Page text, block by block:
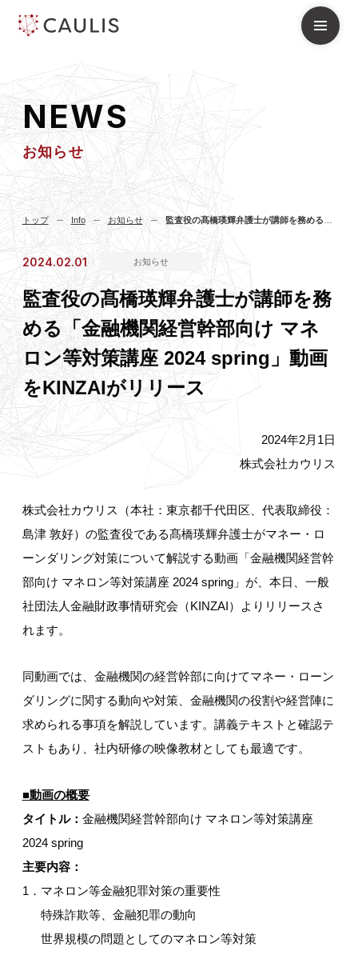
NEWS
お知らせ
トップ Info お知らせ
2024.02.01 お知らせ
監査役の髙橋瑛輝弁護士が講師を務
める「金融機関経営幹部向け マネ
ロン等対策講座 2024 spring」動画
をKINZAIがリリース
2024年2月1日
株式会社カウリス
株式会社カウリス（本社：東京都千代田区、代表取締役：
島津 敦好）の監査役である髙橋瑛輝弁護士がマネー・ロ
ーンダリング対策について解説する動画「金融機関経営幹
部向け マネロン等対策講座 2024 spring」が、本日、一般
社団法人金融財政事情研究会（KINZAI）よりリリースさ
れます。
同動画では、金融機関の経営幹部に向けてマネー・ローン
ダリングに関する動向や対策、金融機関の役割や経営陣に
求められる事項を解説しています。講義テキストと確認テ
ストもあり、社内研修の映像教材としても最適です。
■動画の概要
タイトル： 金融機関経営幹部向け マネロン等対策講座
2024 spring
主要内容：
1．マネロン等金融犯罪対策の重要性
特殊詐欺等、金融犯罪の動向
世界規模の問題としてのマネロン等対策